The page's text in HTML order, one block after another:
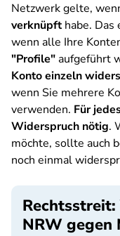
Netzwerk gelte,
verknüpfthabe. Das
wenn alle Ihre
"Profile"aufgeführt
Konto einzeln
wenn Sie mehrere
verwenden. Für
Widerspruch nötig.
möchte, sollte auch
noch einmal
NRW gegen